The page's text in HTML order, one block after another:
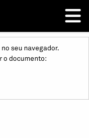
seu navegador.
o documento: